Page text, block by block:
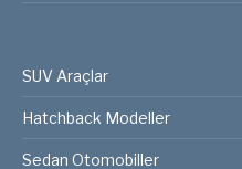
SUV Araçlar
Hatchback Modeller
Sedan Otomobiller